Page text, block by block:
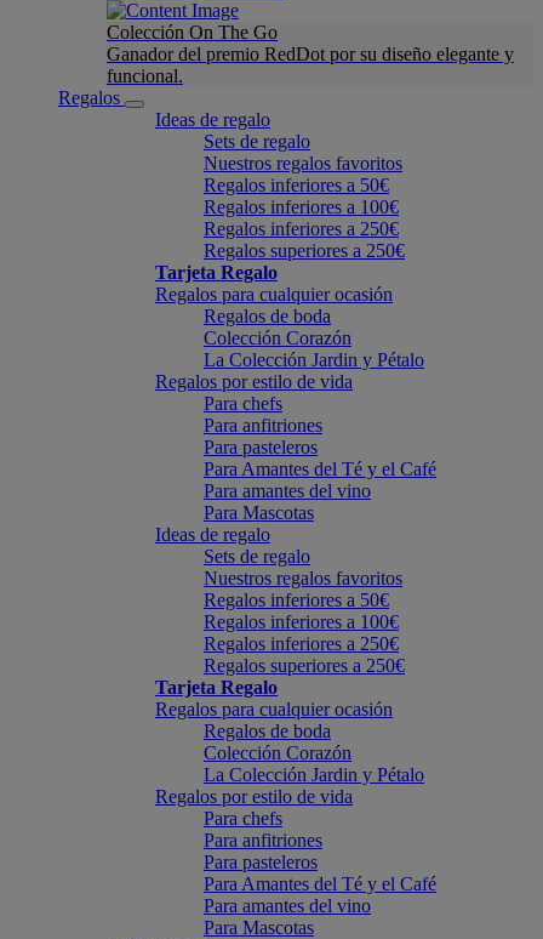
Colección On The Go
Ganador del premio RedDot por su diseño elegante y
funcional.
Regalos
Ideas de regalo
Sets de regalo
Nuestros regalos favoritos
Regalos inferiores a 50€
Regalos inferiores a 100€
Regalos inferiores a 250€
Regalos superiores a 250€
Tarjeta Regalo
Regalos para cualquier ocasión
Regalos de boda
Colección Corazón
La Colección Jardin y Pétalo
Regalos por estilo de vida
Para chefs
Para anfitriones
Para pasteleros
Para Amantes del Té y el Café
Para amantes del vino
Para Mascotas
Ideas de regalo
Sets de regalo
Nuestros regalos favoritos
Regalos inferiores a 50€
Regalos inferiores a 100€
Regalos inferiores a 250€
Regalos superiores a 250€
Tarjeta Regalo
Regalos para cualquier ocasión
Regalos de boda
Colección Corazón
La Colección Jardin y Pétalo
Regalos por estilo de vida
Para chefs
Para anfitriones
Para pasteleros
Para Amantes del Té y el Café
Para amantes del vino
Para Mascotas